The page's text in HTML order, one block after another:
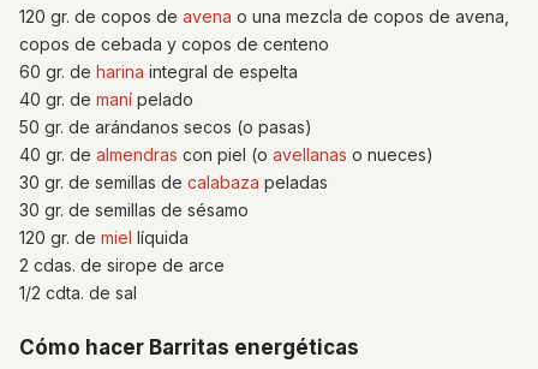
120 gr. de copos de avena o una mezcla de copos de avena,
copos de cebada y copos de centeno
60 gr. de harina integral de espelta
40 gr. de maní pelado
50 gr. de arándanos secos (o pasas)
40 gr. de almendras con piel (o avellanas o nueces)
30 gr. de semillas de calabaza peladas
30 gr. de semillas de sésamo
120 gr. de miel líquida
2 cdas. de sirope de arce
1/2 cdta. de sal
Cómo hacer Barritas energéticas